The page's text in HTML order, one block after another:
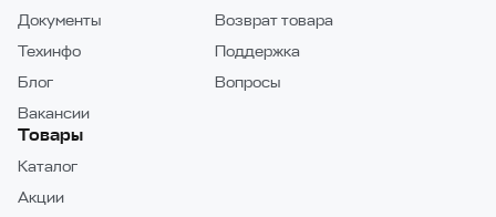
Документы
Техинфо
Блог
Вакансии
Возврат товара
Поддержка
Вопросы
Товары
Каталог
Акции